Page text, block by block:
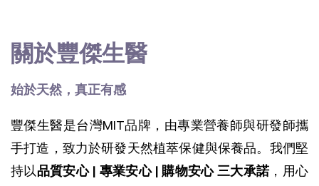
關於豐傑生醫
始於天然，真正有感
豐傑生醫是台灣MIT品牌，由專業營養師與研發師攜
手打造，致力於研發天然植萃保健與保養品。我們堅
持以品質安心 | 專業安心 | 購物安心 三大承諾，用心